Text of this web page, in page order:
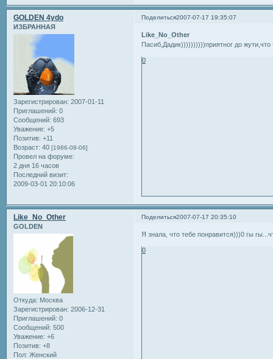
Поделиться2007-07-17 19:35:07
GOLDEN 4ydo
ИЗБРАННАЯ
Зарегистрирован: 2007-01-11
Приглашений: 0
Сообщений: 693
Уважение: +5
Позитив: +11
Возраст: 40 [1986-08-06]
Провел на форуме:
2 дня 16 часов
Последний визит:
2009-03-01 20:10:06
Like_No_Other
Пасиб,Дадик))))))))))приятног до
0
Поделиться2007-07-17 20:35:10
Like_No_Other
GOLDEN
Откуда: Москва
Зарегистрирован: 2006-12-31
Приглашений: 0
Сообщений: 500
Уважение: +6
Позитив: +8
Пол: Женский
Я знала, что тебе понравится)))0 гы
0